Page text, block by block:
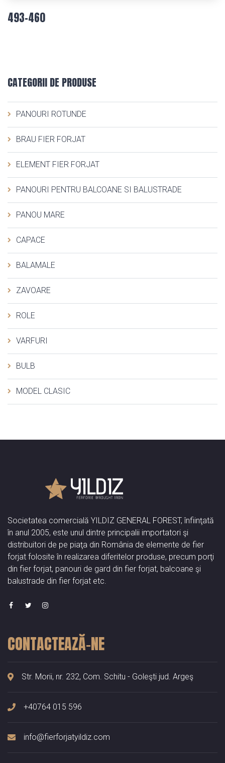
493-460
CATEGORII DE PRODUSE
PANOURI ROTUNDE
BRAU FIER FORJAT
ELEMENT FIER FORJAT
PANOURI PENTRU BALCOANE SI BALUSTRADE
PANOU MARE
CAPACE
BALAMALE
ZAVOARE
ROLE
VARFURI
BULB
MODEL CLASIC
Societatea comercială YILDIZ GENERAL FOREST, înfiinţată
în anul 2005, este unul dintre principalii importatori şi
distribuitori de pe piaţa din România de elemente de fier
forjat folosite în realizarea diferitelor produse, precum porţi
din fier forjat, panouri de gard din fier forjat, balcoane şi
balustrade din fier forjat etc.
CONTACTEAZĂ-NE
Str. Morii, nr. 232, Com. Schitu - Goleşti jud. Argeş
+40764 015 596
info@fierforjatyildiz.com